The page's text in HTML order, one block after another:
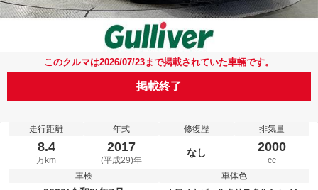
このクルマは2026/07/23まで掲載されていた車輛です。
掲載終了
走行距離
8.4
万km
年式
2017
(平成29)年
修復歴
なし
排気量
2000
cc
車検
車体色